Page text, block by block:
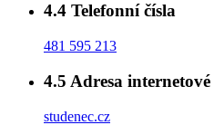
4.4 Telefonní čísla
481 595 213
4.5 Adresa
studenec.cz